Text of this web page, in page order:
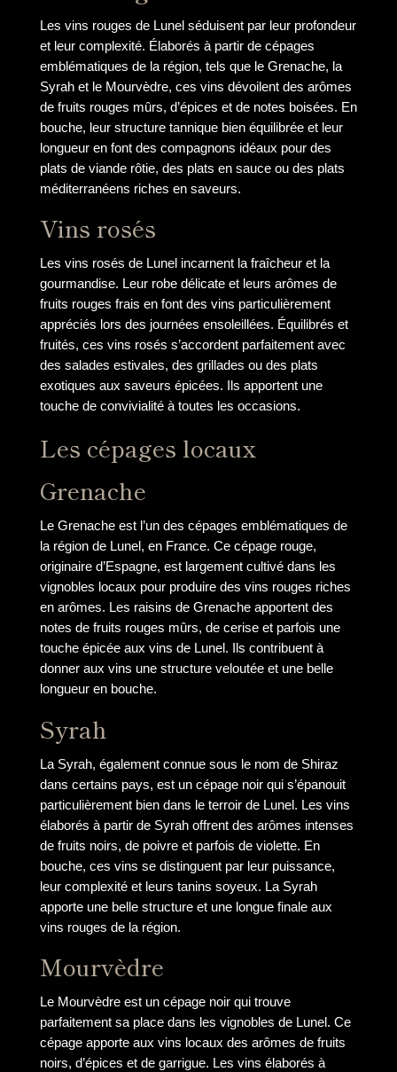
Les vins rouges de Lunel séduisent par leur profondeur
et leur complexité. Élaborés à partir de cépages
emblématiques de la région, tels que le Grenache, la
Syrah et le Mourvèdre, ces vins dévoilent des arômes
de fruits rouges mûrs, d’épices et de notes boisées. En
bouche, leur structure tannique bien équilibrée et leur
longueur en font des compagnons idéaux pour des
plats de viande rôtie, des plats en sauce ou des plats
méditerranéens riches en saveurs.
Vins rosés
Les vins rosés de Lunel incarnent la fraîcheur et la
gourmandise. Leur robe délicate et leurs arômes de
fruits rouges frais en font des vins particulièrement
appréciés lors des journées ensoleillées. Équilibrés et
fruités, ces vins rosés s’accordent parfaitement avec
des salades estivales, des grillades ou des plats
exotiques aux saveurs épicées. Ils apportent une
touche de convivialité à toutes les occasions.
Les cépages locaux
Grenache
Le Grenache est l’un des cépages emblématiques de
la région de Lunel, en France. Ce cépage rouge,
originaire d’Espagne, est largement cultivé dans les
vignobles locaux pour produire des vins rouges riches
en arômes. Les raisins de Grenache apportent des
notes de fruits rouges mûrs, de cerise et parfois une
touche épicée aux vins de Lunel. Ils contribuent à
donner aux vins une structure veloutée et une belle
longueur en bouche.
Syrah
La Syrah, également connue sous le nom de Shiraz
dans certains pays, est un cépage noir qui s’épanouit
particulièrement bien dans le terroir de Lunel. Les vins
élaborés à partir de Syrah offrent des arômes intenses
de fruits noirs, de poivre et parfois de violette. En
bouche, ces vins se distinguent par leur puissance,
leur complexité et leurs tanins soyeux. La Syrah
apporte une belle structure et une longue finale aux
vins rouges de la région.
Mourvèdre
Le Mourvèdre est un cépage noir qui trouve
parfaitement sa place dans les vignobles de Lunel. Ce
cépage apporte aux vins locaux des arômes de fruits
noirs, d’épices et de garrigue. Les vins élaborés à